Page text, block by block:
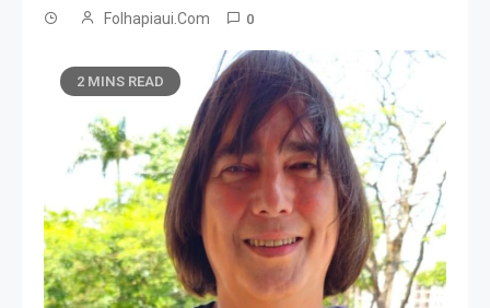
Folhapiaui.com 0
2 MINS READ